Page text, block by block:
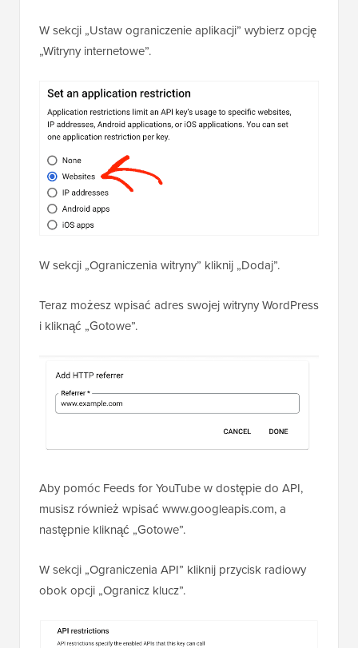
W sekcji „Ustaw ograniczenie aplikacji” wybierz opcję
„Witryny internetowe”.
W sekcji „Ograniczenia witryny” kliknij „Dodaj”.
Teraz możesz wpisać adres swojej witryny WordPress
i kliknąć „Gotowe”.
Aby pomóc Feeds for YouTube w dostępie do API,
musisz również wpisać www.googleapis.com, a
następnie kliknąć „Gotowe”.
W sekcji „Ograniczenia API” kliknij przycisk radiowy
obok opcji „Ogranicz klucz”.